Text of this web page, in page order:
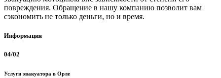
повреждения. Обращение в нашу компанию позволит вам
сэкономить не только деньги, но и время.
Информация
04/02
Услуги эвакуатора в Орле